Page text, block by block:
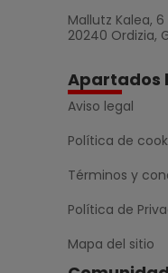
Mallutz Kalea, 6
20240 Ordizia,
Apartados
Aviso legal
Política de
Términos y
Política de
Mapa del sitio